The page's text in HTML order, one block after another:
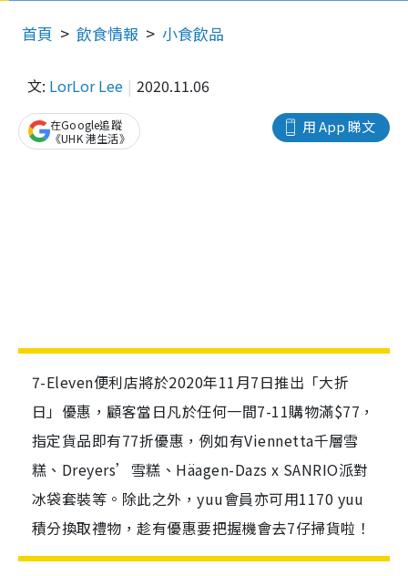
首頁 飲食情報 小食飲品
文: LorLor Lee 2020.11.06
用 App 睇文
在Google追蹤
《UHK 港生活》
7-Eleven便利店將於2020年11月7日推出「大折
日」優惠，顧客當日凡於任何一間7-11購物滿$77，
指定貨品即有77折優惠，例如有Viennetta千層雪
糕、Dreyers’雪糕、Häagen-Dazs x SANRIO派對
冰袋套裝等。除此之外，yuu會員亦可用1170 yuu
積分換取禮物，趁有優惠要把握機會去7仔掃貨啦！